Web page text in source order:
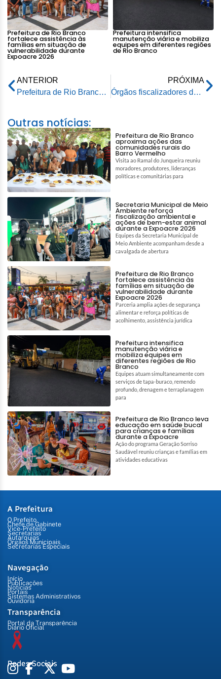
Prefeitura de Rio Branco
fortalece assistência às
famílias em situação de
vulnerabilidade durante
Expoacre 2026
Prefeitura intensifica
manutenção viária e mobiliza
equipes em diferentes regiões
de Rio Branco
ANTERIOR
Prefeitura de Rio Branco realiza recuperação da Rua Alagoas no Bairro do Bosque
PRÓXIMA
Órgãos fiscalizadores do Estado visitam instalações do parque de exposições e elogiam Prefeitura de Rio Branco
Outras notícias:
Prefeitura de Rio Branco
aproxima ações das
comunidades rurais do
Barro Vermelho
Visita ao Ramal do Junqueira reuniu
moradores, produtores, lideranças
políticas e comunitárias para
Secretaria Municipal de Meio
Ambiente reforça
fiscalização ambiental e
ações de bem-estar animal
durante a Expoacre 2026
Equipes da Secretaria Municipal de
Meio Ambiente acompanham desde a
cavalgada de abertura
Prefeitura de Rio Branco
fortalece assistência às
famílias em situação de
vulnerabilidade durante
Expoacre 2026
Parceria amplia ações de segurança
alimentar e reforça políticas de
acolhimento, assistência jurídica
Prefeitura intensifica
manutenção viária e
mobiliza equipes em
diferentes regiões de Rio
Branco
Equipes atuam simultaneamente com
serviços de tapa-buraco, remendo
profundo, drenagem e terraplanagem
para
Prefeitura de Rio Branco leva
educação em saúde bucal
para crianças e famílias
durante a Expoacre
Ação do programa Geração Sorriso
Saudável reuniu crianças e famílias em
atividades educativas
A Prefeitura
O Prefeito
Chefe de Gabinete
Vice-Prefeito
Secretarias
Autarquias
Órgãos Municipais
Secretarias Especiais
Navegação
Início
Publicações
Notícias
Portais
Sistemas Administrativos
Ouvidoria
Transparência
Portal da Transparência
Diário Oficial
Redes Sociais